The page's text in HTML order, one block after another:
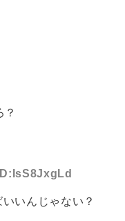
いんじゃない？